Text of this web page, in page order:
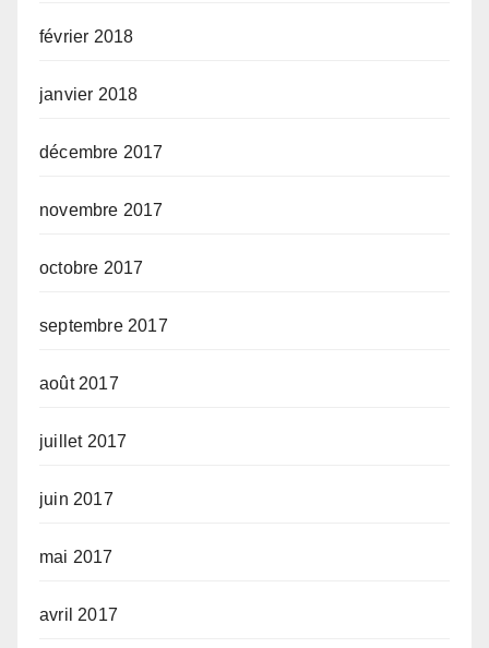
février 2018
janvier 2018
décembre 2017
novembre 2017
octobre 2017
septembre 2017
août 2017
juillet 2017
juin 2017
mai 2017
avril 2017